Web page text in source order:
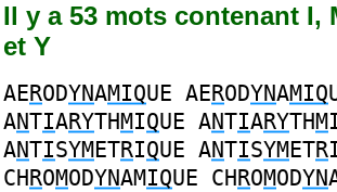
Il y a 53 mots contenant I,
et Y
AERODYNAMIQUE AERODYNAMIQ
ANTIARYTHMIQUE ANTIARYTHM
ANTISYMETRIQUE ANTISYMETR
CHROMODYNAMIQUE CHROMODYN